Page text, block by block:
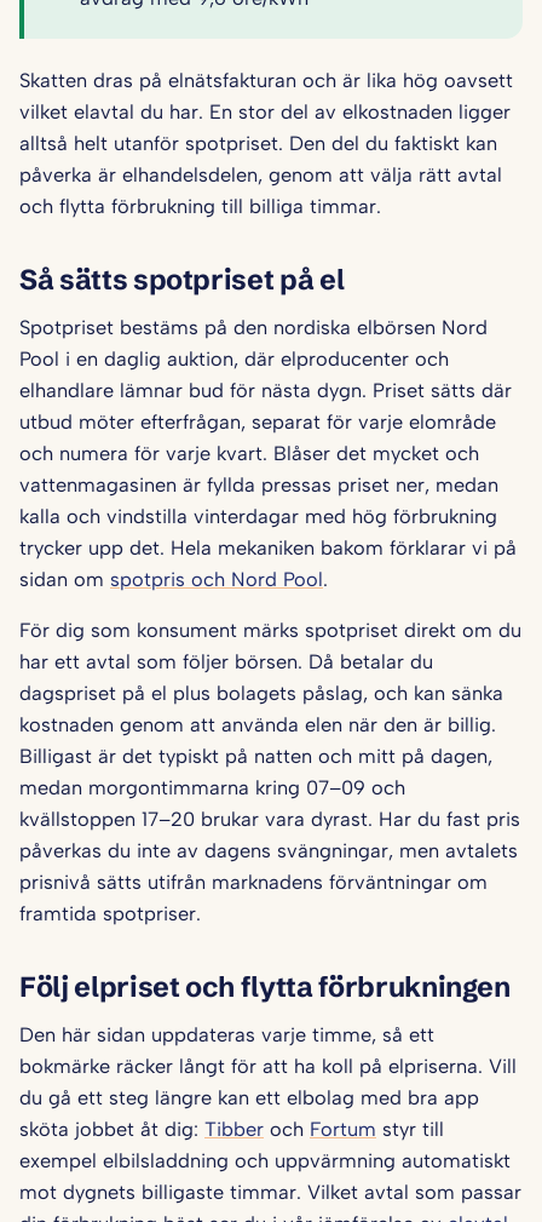
Skatten dras på elnätsfakturan och är lika hög oavsett
vilket elavtal du har. En stor del av elkostnaden ligger
alltså helt utanför spotpriset. Den del du faktiskt kan
påverka är elhandelsdelen, genom att välja rätt avtal
och flytta förbrukning till billiga timmar.
Så sätts spotpriset på el
Spotpriset bestäms på den nordiska elbörsen Nord
Pool i en daglig auktion, där elproducenter och
elhandlare lämnar bud för nästa dygn. Priset sätts där
utbud möter efterfrågan, separat för varje elområde
och numera för varje kvart. Blåser det mycket och
vattenmagasinen är fyllda pressas priset ner, medan
kalla och vindstilla vinterdagar med hög förbrukning
trycker upp det. Hela mekaniken bakom förklarar vi på
sidan om spotpris och Nord Pool.
För dig som konsument märks spotpriset direkt om du
har ett avtal som följer börsen. Då betalar du
dagspriset på el plus bolagets påslag, och kan sänka
kostnaden genom att använda elen när den är billig.
Billigast är det typiskt på natten och mitt på dagen,
medan morgontimmarna kring 07–09 och
kvällstoppen 17–20 brukar vara dyrast. Har du fast pris
påverkas du inte av dagens svängningar, men avtalets
prisnivå sätts utifrån marknadens förväntningar om
framtida spotpriser.
Följ elpriset och flytta förbrukningen
Den här sidan uppdateras varje timme, så ett
bokmärke räcker långt för att ha koll på elpriserna. Vill
du gå ett steg längre kan ett elbolag med bra app
sköta jobbet åt dig: Tibber och Fortum styr till
exempel elbilsladdning och uppvärmning automatiskt
mot dygnets billigaste timmar. Vilket avtal som passar